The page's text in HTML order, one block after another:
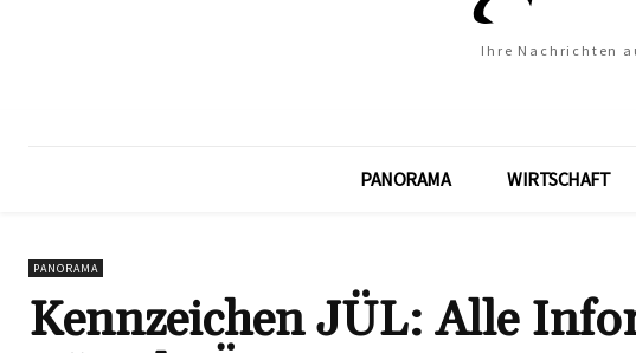
Ihre Nachrichten
PANORAMA WIRTSCHAFT
PANORAMA
Kennzeichen JÜL: Alle